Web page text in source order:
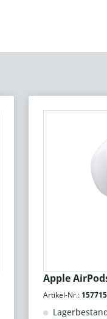
Apple
Artikel-Nr.: 157715